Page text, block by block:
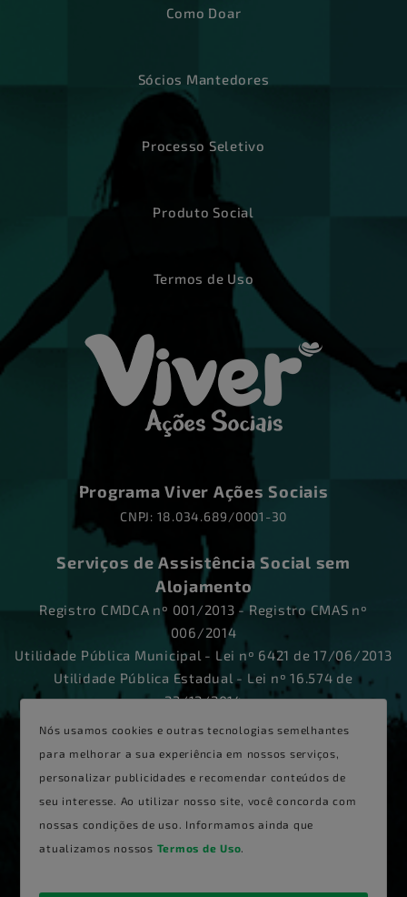
Nós usamos cookies e outras tecnologias semelhantes
para melhorar a sua experiência em nossos serviços,
personalizar publicidades e recomendar conteúdos de
seu interesse. Ao utilizar nosso site, você concorda com
nossas condições de uso. Informamos ainda que
atualizamos nossos Termos de Uso.
Como Doar
Sócios Mantedores
Processo Seletivo
Produto Social
Termos de Uso
Programa Viver Ações Sociais
CNPJ: 18.034.689/0001-30
Serviços de Assistência Social sem
Alojamento
Registro CMDCA nº 001/2013 - Registro CMAS nº
006/2014
Utilidade Pública Municipal - Lei nº 6421 de 17/06/2013
Utilidade Pública Estadual - Lei nº 16.574 de
23/12/2014
Certificado de Responsabilidade Social de Santa
Catarina 2016/2017/2018/2020